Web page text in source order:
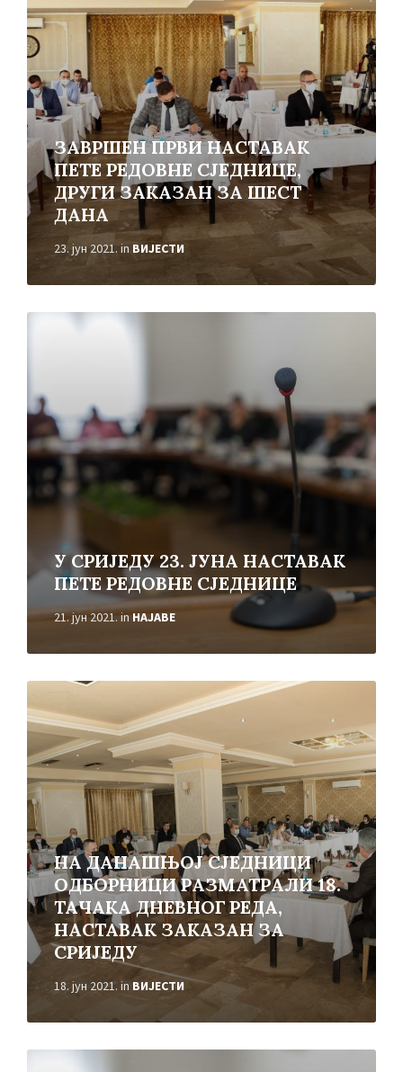
ЗАВРШЕН ПРВИ НАСТАВАК
ПЕТЕ РЕДОВНЕ СЈЕДНИЦЕ,
ДРУГИ ЗАКАЗАН ЗА ШЕСТ
ДАНА
23. јун 2021. in ВИЈЕСТИ
У СРИЈЕДУ 23. ЈУНА НАСТАВАК
ПЕТЕ РЕДОВНЕ СЈЕДНИЦЕ
21. јун 2021. in НАЈАВЕ
НА ДАНАШЊОЈ СЈЕДНИЦИ
ОДБОРНИЦИ РАЗМАТРАЛИ 18.
ТАЧАКА ДНЕВНОГ РЕДА,
НАСТАВАК ЗАКАЗАН ЗА
СРИЈЕДУ
18. јун 2021. in ВИЈЕСТИ
Read
More